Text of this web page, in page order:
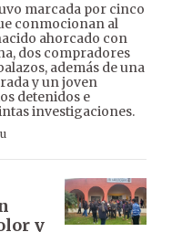
marcada por cinco
conmocionan al
ahorcado con
dos compradores
además de una
y un joven
detenidos e
investigaciones.
y